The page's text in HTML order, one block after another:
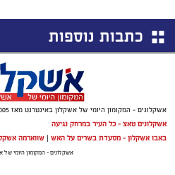
כתבות נוספות
אשקלונים - המקומון היומי של אשקלון באינטרנט מאז 2005
אשקלונים טאצ - כל העיר במרחק נגיעה
באבו אשקלון - מסעדת בשרים על האש | שווארמה
אשקלונים - המקומון היומי של